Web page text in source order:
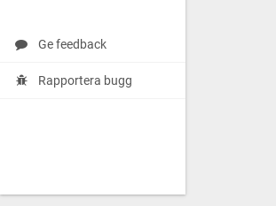
Ge feedback
Rapportera bugg